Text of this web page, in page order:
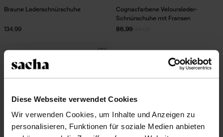
Diese Webseite verwendet Cookies
Wir verwenden Cookies, um Inhalte und Anzeigen zu
personalisieren, Funktionen für soziale Medien anbieten
Braune Lederschnürschuhe
134.99
Cognacfarbene Veloursleder-
Schnürschuhe mit Fransen
86.99